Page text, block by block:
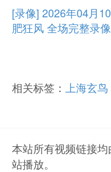
[录像] 2026年04月
肥狂风 全场完整录像
相关标签： 上海玄鸟
本站所有视频链接
站播放。